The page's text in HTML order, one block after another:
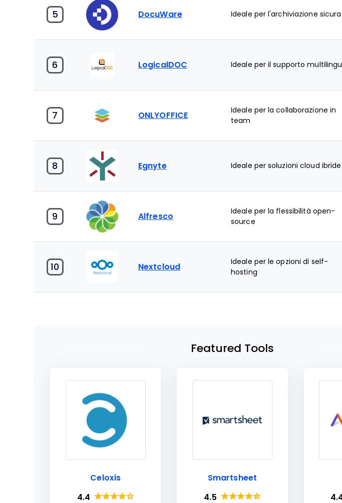
5 DocuWare Ideale per l'archiviazione sicura
6 LogicalDOC Ideale per il supporto
7 ONLYOFFICE
Ideale per la collaborazione in
team
8 Egnyte Ideale per soluzioni cloud ibride
9 Alfresco
Ideale per la flessibilità open-
source
10 Nextcloud
Ideale per le opzioni di self-
hosting
Featured Tools
Celoxis
4.4
Smartsheet
4.5